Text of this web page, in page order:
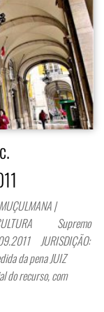
|
CULTURA Supremo
JURISDIÇÃO:
da pena JUIZ
do recurso, com